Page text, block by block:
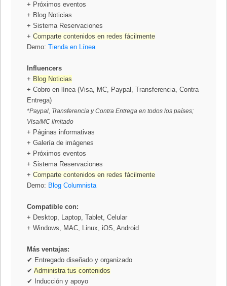
+ Próximos eventos
+ Blog Noticias
+ Sistema Reservaciones
+Comparte contenidos en redes fácilmente
Demo:Tienda en Línea
Influencers
+ Blog Noticias
+ Cobro en línea (Visa, MC, Paypal, Transferencia, Contra
Entrega)
*Paypal, Transferencia y Contra Entrega en todos los países;
Visa/MC limitado
+ Páginas informativas
+ Galería de imágenes
+ Próximos eventos
+ Sistema Reservaciones
+Comparte contenidos en redes fácilmente
Demo: Blog Columnista
Compatible con:
+ Desktop, Laptop, Tablet, Celular
+ Windows, MAC, Linux, iOS, Android
Más ventajas:
✔ Entregado diseñado y organizado
✔Administra tus contenidos
✔ Inducción y apoyo